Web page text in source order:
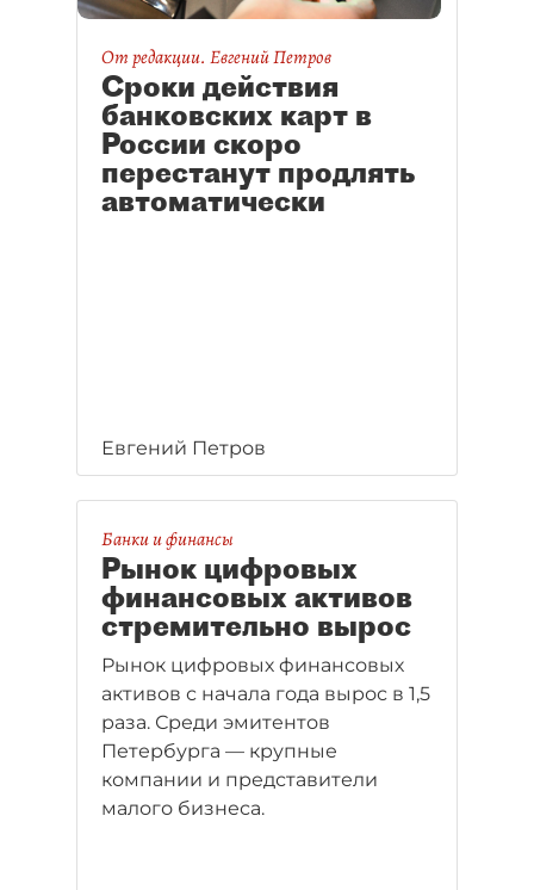
От редакции. Евгений Петров
Сроки действия
банковских карт в
России скоро
перестанут продлять
автоматически
Евгений Петров
Банки и финансы
Рынок цифровых
финансовых активов
стремительно вырос
Рынок цифровых финансовых
активов с начала года вырос в 1,5
раза. Среди эмитентов
Петербурга — крупные
компании и представители
малого бизнеса.